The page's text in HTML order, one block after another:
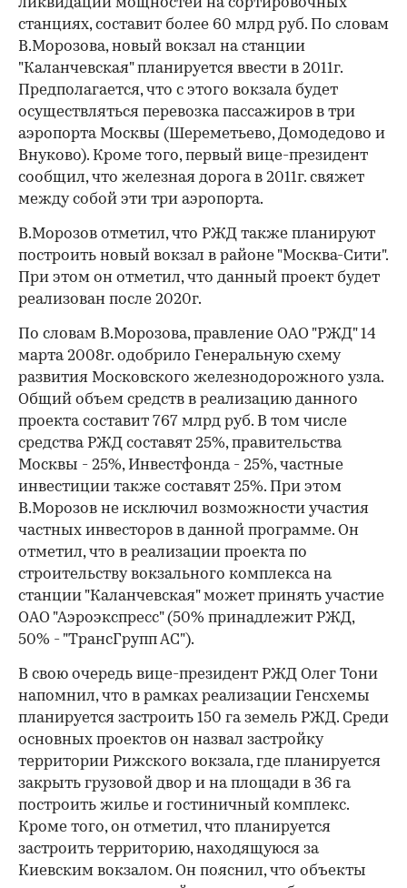
ликвидации мощностей на сортировочных
станциях, составит более 60 млрд руб. По словам
В.Морозова, новый вокзал на станции
"Каланчевская" планируется ввести в 2011г.
Предполагается, что с этого вокзала будет
осуществляться перевозка пассажиров в три
аэропорта Москвы (Шереметьево, Домодедово и
Внуково). Кроме того, первый вице-президент
сообщил, что железная дорога в 2011г. свяжет
между собой эти три аэропорта.
В.Морозов отметил, что РЖД также планируют
построить новый вокзал в районе "Москва-Сити".
При этом он отметил, что данный проект будет
реализован после 2020г.
По словам В.Морозова, правление ОАО "РЖД" 14
марта 2008г. одобрило Генеральную схему
развития Московского железнодорожного узла.
Общий объем средств в реализацию данного
проекта составит 767 млрд руб. В том числе
средства РЖД составят 25%, правительства
Москвы - 25%, Инвестфонда - 25%, частные
инвестиции также составят 25%. При этом
В.Морозов не исключил возможности участия
частных инвесторов в данной программе. Он
отметил, что в реализации проекта по
строительству вокзального комплекса на
станции "Каланчевская" может принять участие
ОАО "Аэроэкспресс" (50% принадлежит РЖД,
50% - "ТрансГрупп АС").
В свою очередь вице-президент РЖД Олег Тони
напомнил, что в рамках реализации Генсхемы
планируется застроить 150 га земель РЖД. Среди
основных проектов он назвал застройку
территории Рижского вокзала, где планируется
закрыть грузовой двор и на площади в 36 га
построить жилье и гостиничный комплекс.
Кроме того, он отметил, что планируется
застроить территорию, находящуюся за
Киевским вокзалом. Он пояснил, что объекты